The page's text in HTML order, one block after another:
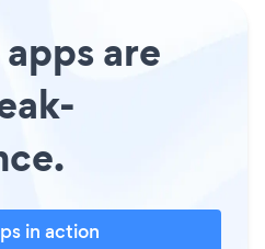
are
in action